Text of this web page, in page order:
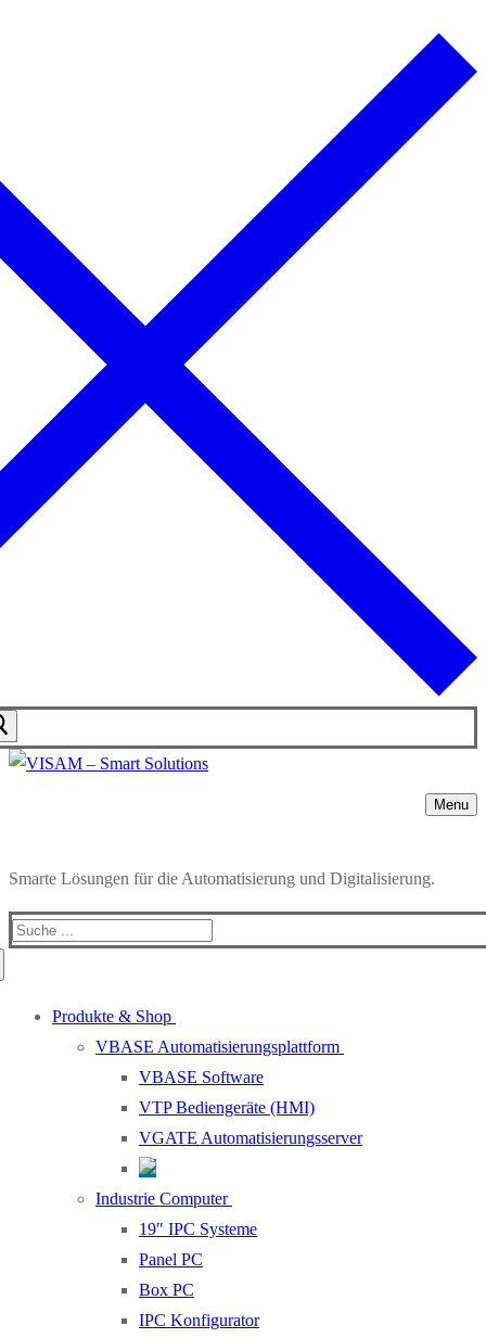
Menu
Smarte Lösungen für die Automatisierung und Digitalisierung.
Produkte & Shop
VBASE Automatisierungsplattform
VBASE Software
VTP Bediengeräte (HMI)
VGATE Automatisierungsserver
Industrie Computer
19″ IPC Systeme
Panel PC
Box PC
IPC Konfigurator